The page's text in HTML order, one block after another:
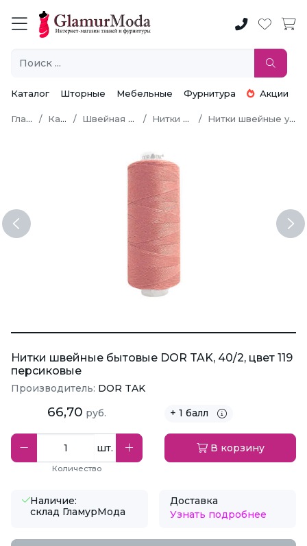
Каталог Шторные Мебельные Фурнитура Акции
Главная Каталог Швейная фурнитура Нитки швейные Нитки швейные универсальные
Previous
Нитки швейные бытовые DOR TAK, 40/2, цвет 119
персиковые
Производитель: DOR TAK
66,70 руб. + 1 балл
шт.
Количество
В корзину
Наличие:
склад ГламурМода
Доставка
Узнать подробнее